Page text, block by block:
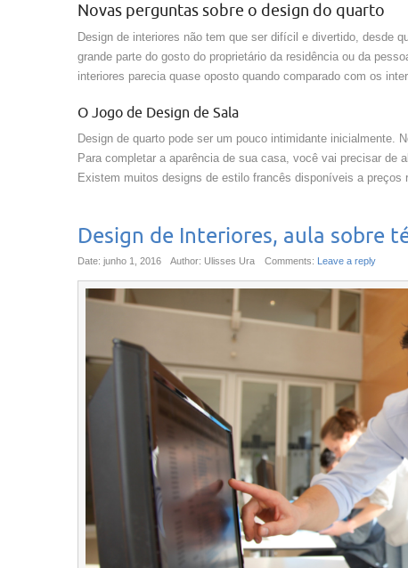
Novas perguntas sobre o design do quarto
Design de interiores não tem que ser difícil e divertido, desde
grande parte do gosto do proprietário da residência ou da
interiores parecia quase oposto quando comparado com os
O Jogo de Design de Sala
Design de quarto pode ser um pouco intimidante inicialmente.
Para completar a aparência de sua casa, você vai precisar de
Existem muitos designs de estilo francês disponíveis a preços
Design de Interiores, aula sobre
Date: junho 1, 2016 Author: Ulisses Ura Comments: Leave a reply